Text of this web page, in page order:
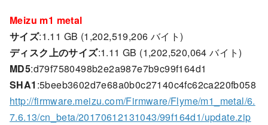
Meizu m1 metal
サイズ:1.11 GB (1,202,519,206 バイト)
ディスク上のサイズ:1.11 GB (1,202,520,064 バイト)
MD5:d79f7580498b2e2a987e7b9c99f164d1
SHA1 :5beeb3602d7e68a0b0c27140c4fc62ca220fb058
http://firmware.meizu.com/Firmware/Flyme/m1_metal/6.
7.6.13/cn_beta/20170612131043/99f164d1/update.zip